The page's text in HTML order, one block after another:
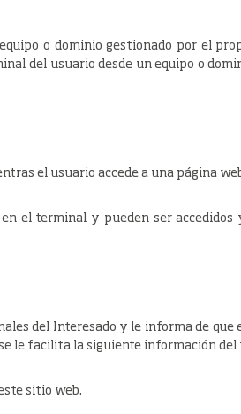
o dominio gestionado por el
del usuario desde un equipo o
el usuario accede a una página
el terminal y pueden ser
del Interesado y le informa de que
se le facilita la siguiente información
sitio web.